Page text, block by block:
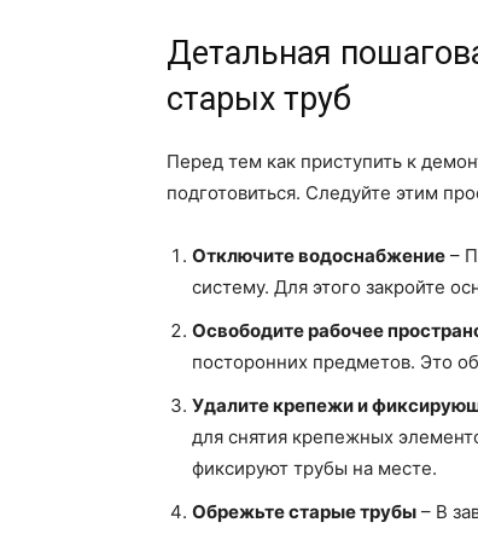
Детальная
старых труб
Перед тем как приступить к
подготовиться. Следуйте этим
Отключите водоснабжение –
систему. Для этого закройте
Освободите рабочее
посторонних предметов. Это
Удалите крепежи и
для снятия крепежных
фиксируют трубы на месте.
Обрежьте старые трубы – В